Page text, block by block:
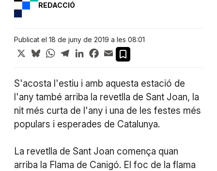
REDACCIÓ
Publicat el 18 de juny de 2019 a les 08:01
X BlueskyWhatsApp
TelegramLinkedInFacebook
Email
S'acosta l'estiu i amb aquesta estació de
l'any també arriba la revetlla de Sant Joan, la
nit més curta de l'any i una de les festes més
populars i esperades de Catalunya.
La revetlla de Sant Joan comença quan
arriba la Flama de Canigó. El foc de la flama